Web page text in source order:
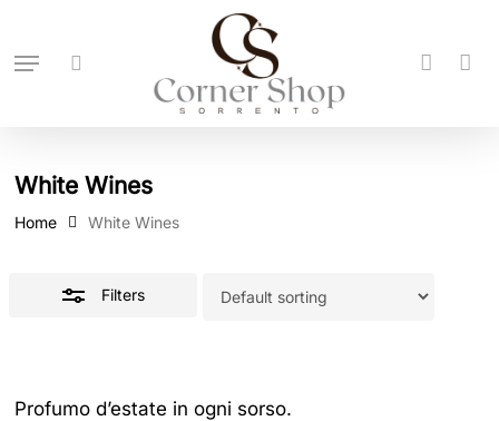
toMenu
White Wines
Home White Wines
Filters
Close
Profumo d’estate in ogni sorso.